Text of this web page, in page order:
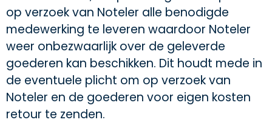
op verzoek van Noteler alle benodigde
medewerking te leveren waardoor Noteler
weer onbezwaarlijk over de geleverde
goederen kan beschikken. Dit houdt mede in
de eventuele plicht om op verzoek van
Noteler en de goederen voor eigen kosten
retour te zenden.